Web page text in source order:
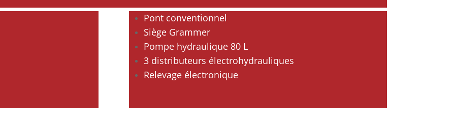
Pont conventionnel
Siège Grammer
Pompe hydraulique 80 L
3 distributeurs électrohydrauliques
Relevage électronique